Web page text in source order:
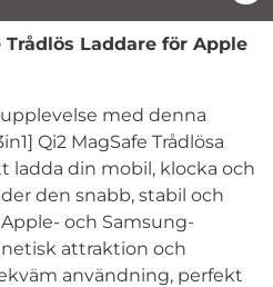
Trådlös Laddare för Apple
med denna
Qi2 MagSafe Trådlösa
ladda din mobil, klocka och
den snabb, stabil och
och Samsung-
attraktion och
användning, perfekt